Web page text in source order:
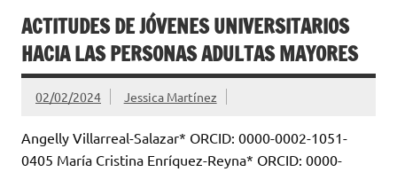
ACTITUDES DE JÓVENES UNIVERSITARIOS
HACIA LAS PERSONAS ADULTAS MAYORES
02/02/2024 Jessica Martínez
Angelly Villarreal-Salazar* ORCID: 0000-0002-1051-
0405 María Cristina Enríquez-Reyna* ORCID: 0000-